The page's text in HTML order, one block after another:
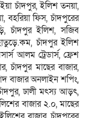
চাঁদপুর, ইলিশ তনয়া,
বহরিয়া ফিস, চাঁদপুরের
চাঁদপুর ইলিশ, সজিব
চাঁদপুর ইলিশ
আলম ট্রেডার্স, ফ্রেশ
চাঁদপুর মাছের বাজার,
বাজার অনলাইন শপিং,
ঢালী মৎস্য আড়ৎ,
বাজার ২.০, মাছের